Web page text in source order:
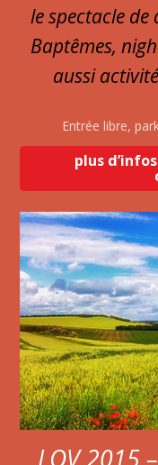
le spectacle
Baptêmes,
aussi
Entrée libre,
plus